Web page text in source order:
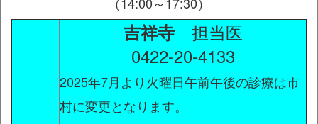
吉祥寺担当医
0422-20-4133
2025年7月より火曜日午前午後の診療は市
村に変更となります。